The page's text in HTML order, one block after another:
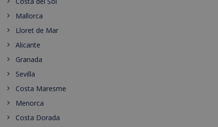
Mallorca
Lloret de Mar
Alicante
Granada
Sevilla
Costa Maresme
Menorca
Costa Dorada